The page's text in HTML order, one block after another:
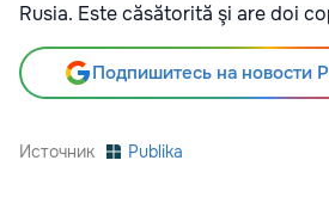
Rusia. Este căsătorită şi are doi
Подпишитесь на новости
Источник Publika